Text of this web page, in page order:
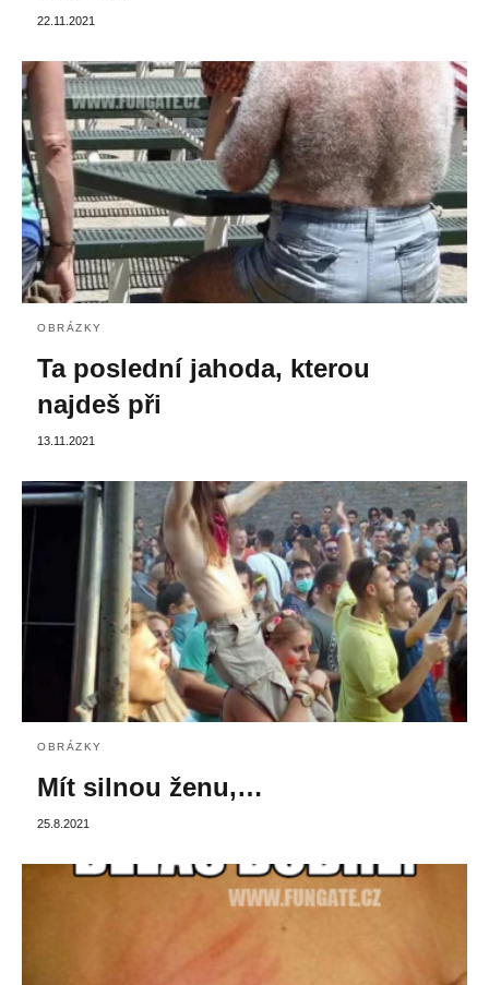
22.11.2021
OBRÁZKY
Ta poslední jahoda, kterou
najdeš při
13.11.2021
OBRÁZKY
Mít silnou ženu,…
25.8.2021